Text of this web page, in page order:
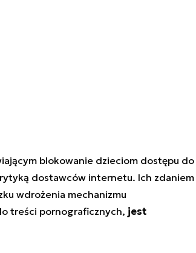
blokowanie dzieciom dostępu do
dostawców internetu. Ich zdaniem
wdrożenia mechanizmu
treści pornograficznych, jest